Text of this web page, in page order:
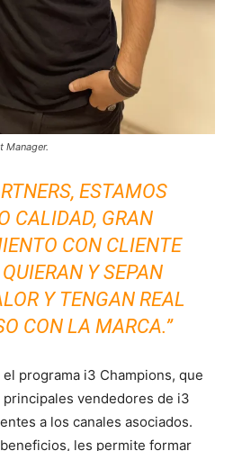
Manager.
ESTAMOS
CALIDAD, GRAN
CON CLIENTE
Y SEPAN
Y TENGAN REAL
CON LA MARCA.”
programa i3 Champions, que
vendedores de i3
a los canales asociados.
les permite formar